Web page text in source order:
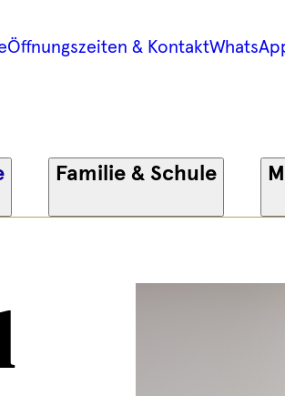
Öffnungszeiten & Kontakt
Familie & Schule